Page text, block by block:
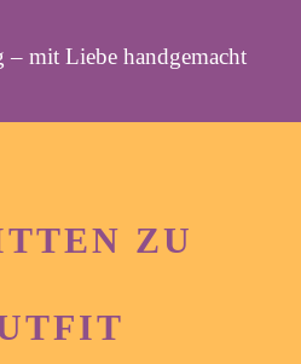
– mit Liebe handgemacht
ZU